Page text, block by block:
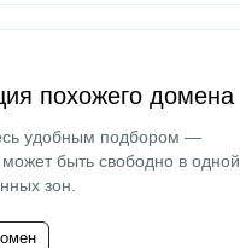
похожего домена
удобным подбором —
быть свободно в одной
зон.